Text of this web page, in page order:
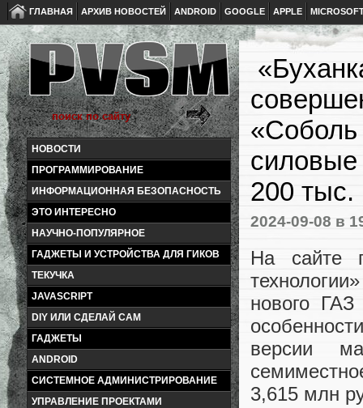
ГЛАВНАЯ АРХИВ НОВОСТЕЙ ANDROID GOOGLE APPLE
НОВОСТИ
ПРОГРАММИРОВАНИЕ
ИНФОРМАЦИОННАЯ БЕЗОПАСНОСТЬ
ЭТО ИНТЕРЕСНО
НАУЧНО-ПОПУЛЯРНОЕ
ГАДЖЕТЫ И УСТРОЙСТВА ДЛЯ ГИКОВ
ТЕКУЧКА
JAVASCRIPT
DIY ИЛИ СДЕЛАЙ САМ
ГАДЖЕТЫ
ANDROID
СИСТЕМНОЕ АДМИНИСТРИРОВАНИЕ
УПРАВЛЕНИЕ ПРОЕКТАМИ
«Соболь
200 тыс.
2024-09-08 в
На сайте
нового
версии
3,615 млн